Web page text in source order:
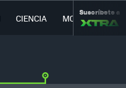
CIENCIA MOVILIDAD
Suscríbete a